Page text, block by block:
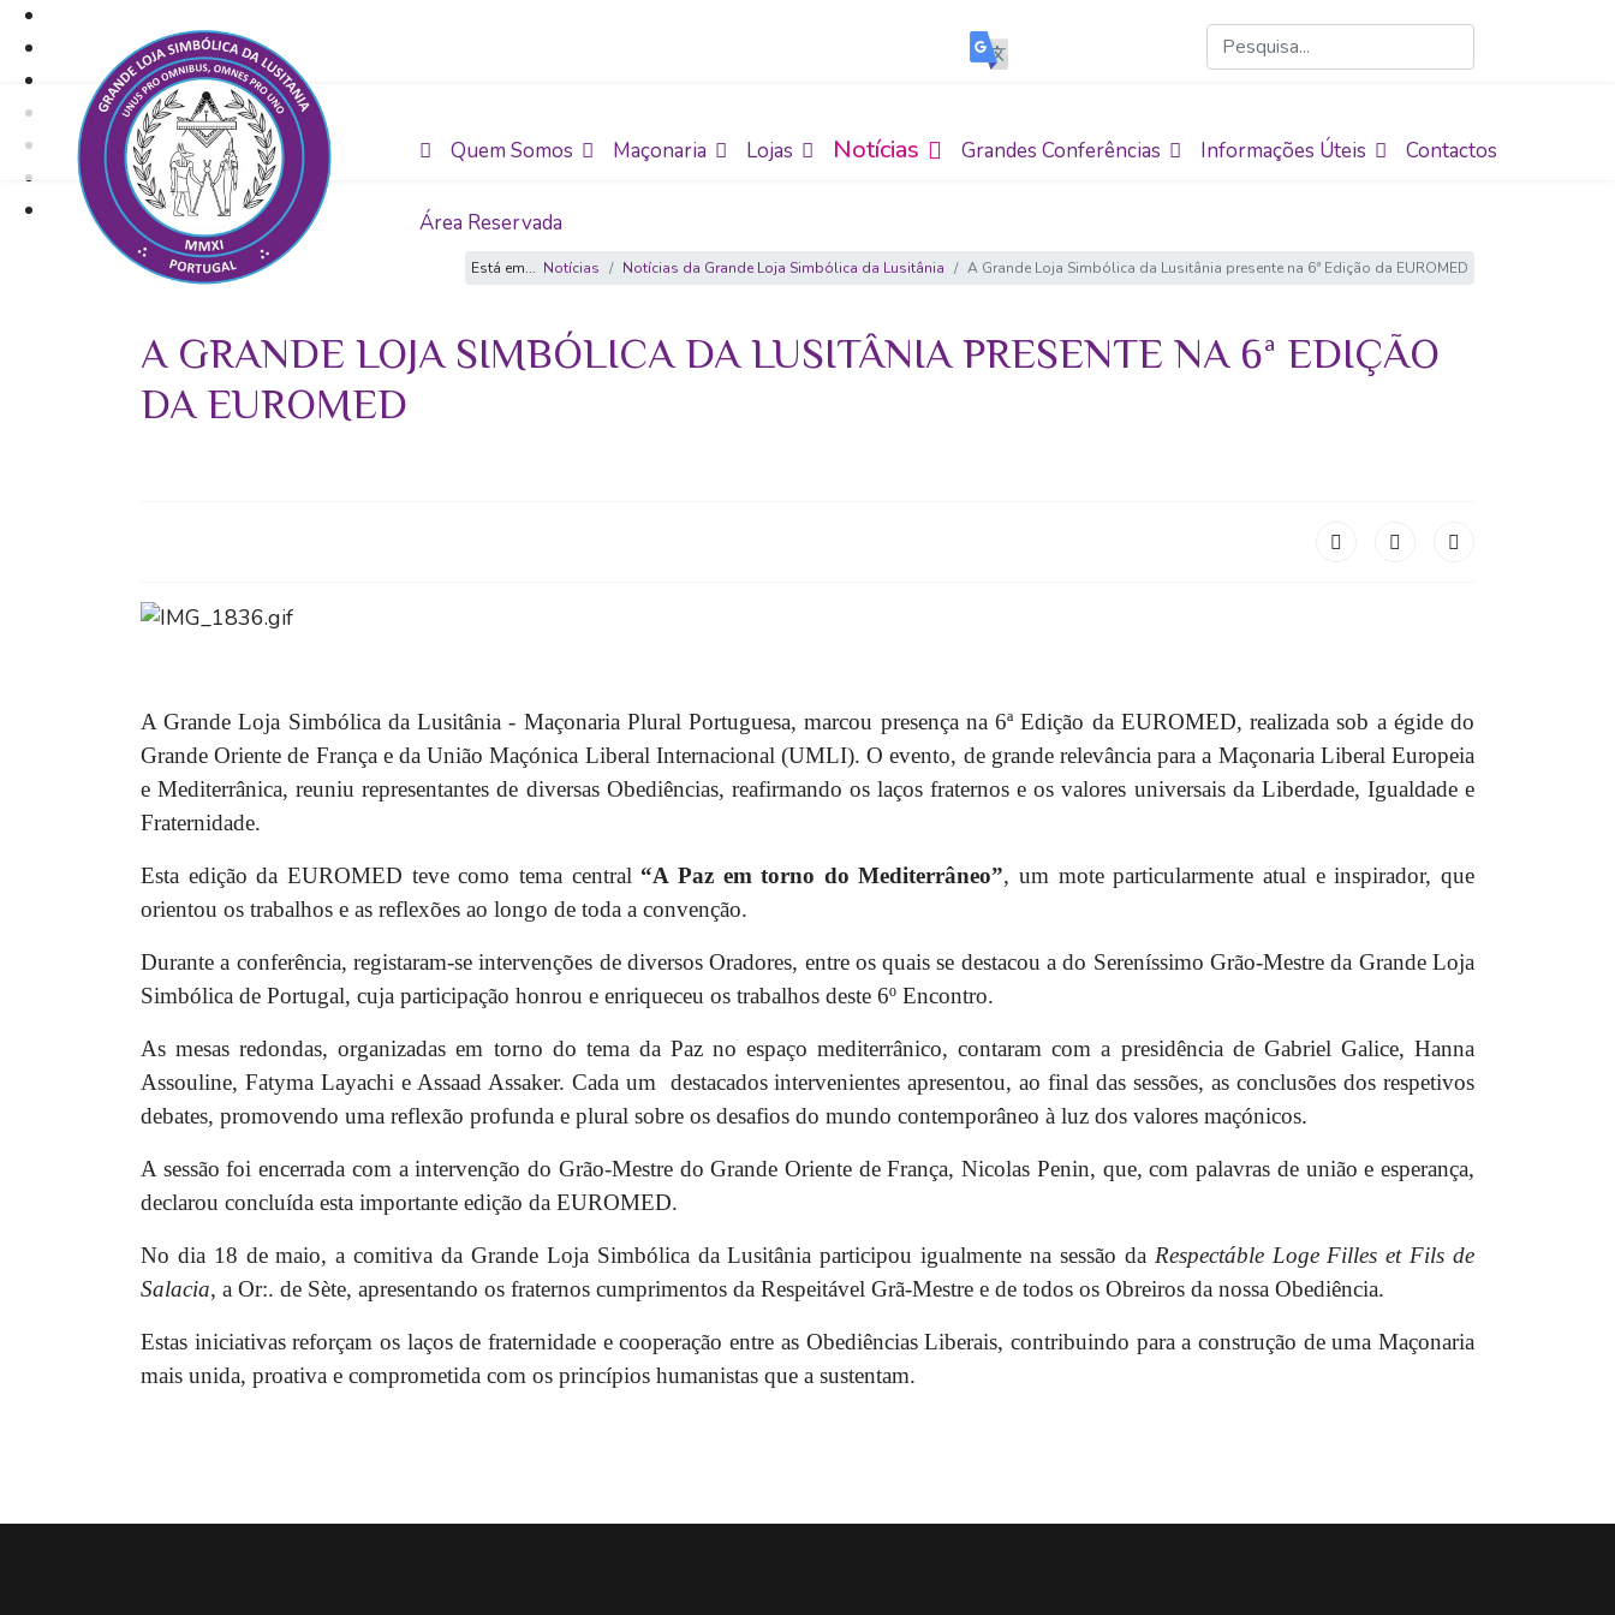
Quem Somos Maçonaria Lojas Notícias Grandes Conferências Informações Úteis Contactos
Área Reservada
Está em... Notícias Notícias da Grande Loja Simbólica da Lusitânia A Grande Loja Simbólica da Lusitânia presente na 6ª Edição da EUROMED
A GRANDE LOJA SIMBÓLICA DA LUSITÂNIA PRESENTE NA 6ª EDIÇÃO
DA EUROMED
A Grande Loja Simbólica da Lusitânia - Maçonaria Plural Portuguesa, marcou presença na 6ª Edição da EUROMED, realizada sob a égide do
Grande Oriente de França e da União Maçónica Liberal Internacional (UMLI). O evento, de grande relevância para a Maçonaria Liberal Europeia
e Mediterrânica, reuniu representantes de diversas Obediências, reafirmando os laços fraternos e os valores universais da Liberdade, Igualdade e
Fraternidade.
Esta edição da EUROMED teve como tema central “A Paz em torno do Mediterrâneo”, um mote particularmente atual e inspirador, que
orientou os trabalhos e as reflexões ao longo de toda a convenção.
Durante a conferência, registaram-se intervenções de diversos Oradores, entre os quais se destacou a do Sereníssimo Grão-Mestre da Grande Loja
Simbólica de Portugal, cuja participação honrou e enriqueceu os trabalhos deste 6º Encontro.
As mesas redondas, organizadas em torno do tema da Paz no espaço mediterrânico, contaram com a presidência de Gabriel Galice, Hanna
Assouline, Fatyma Layachi e Assaad Assaker. Cada um
destacados intervenientes apresentou, ao final das sessões, as conclusões dos respetivos
debates, promovendo uma reflexão profunda e plural sobre os desafios do mundo contemporâneo à luz dos valores maçónicos.
A sessão foi encerrada com a intervenção do Grão-Mestre do Grande Oriente de França, Nicolas Penin, que, com palavras de união e esperança,
declarou concluída esta importante edição da EUROMED.
No dia 18 de maio, a comitiva da Grande Loja Simbólica da Lusitânia participou igualmente na sessão da Respectáble Loge Filles et Fils de
Salacia, a Or:. de Sète, apresentando os fraternos cumprimentos da Respeitável Grã-Mestre e de todos os Obreiros da nossa Obediência.
Estas iniciativas reforçam os laços de fraternidade e cooperação entre as Obediências Liberais, contribuindo para a construção de uma Maçonaria
mais unida, proativa e comprometida com os princípios humanistas que a sustentam.